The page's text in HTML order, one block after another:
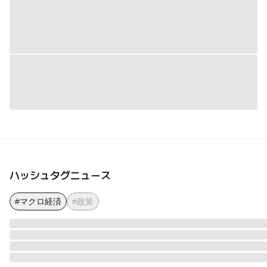
ハッシュタグニュース
#マクロ経済 #政策